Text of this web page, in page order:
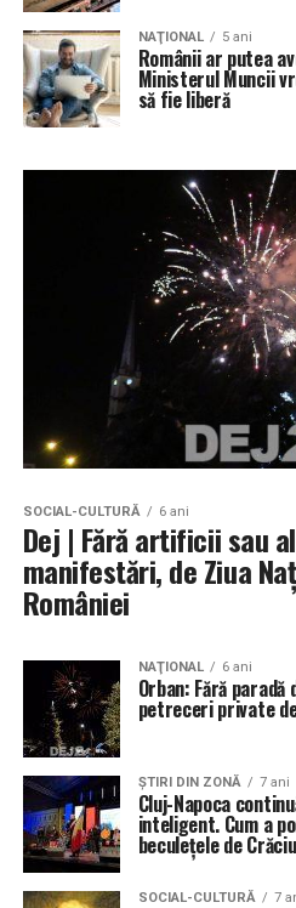
NAŢIONAL 5 ani
Românii ar putea
Ministerul Muncii
să fie liberă
SOCIAL-CULTURĂ 6 ani
Dej | Fără artificii sau
manifestări, de Ziua
României
NAŢIONAL 6 ani
Orban: Fără
petreceri private
ŞTIRI DIN ZONĂ 7 ani
Cluj-Napoca
inteligent. Cum a
beculeţele de
SOCIAL-CULTURĂ 7